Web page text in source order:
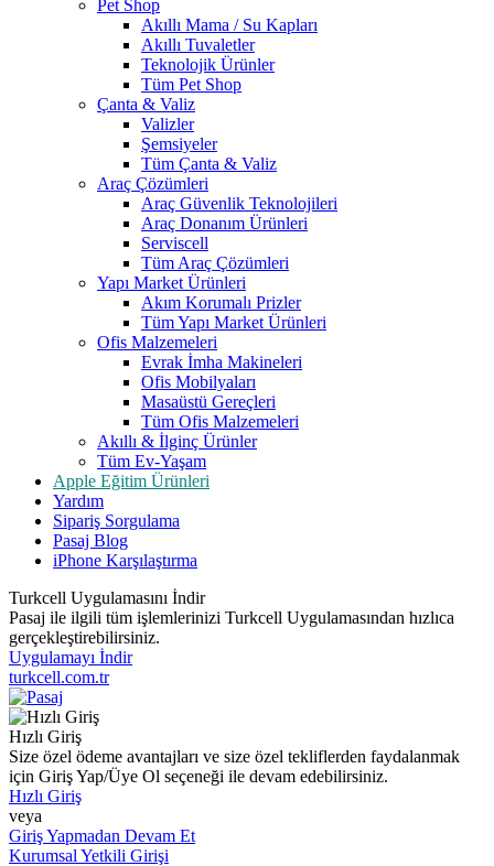
Pet Shop
Akıllı Mama / Su Kapları
Akıllı Tuvaletler
Teknolojik Ürünler
Tüm Pet Shop
Çanta & Valiz
Valizler
Şemsiyeler
Tüm Çanta & Valiz
Araç Çözümleri
Araç Güvenlik Teknolojileri
Araç Donanım Ürünleri
Serviscell
Tüm Araç Çözümleri
Yapı Market Ürünleri
Akım Korumalı Prizler
Tüm Yapı Market Ürünleri
Ofis Malzemeleri
Evrak İmha Makineleri
Ofis Mobilyaları
Masaüstü Gereçleri
Tüm Ofis Malzemeleri
Akıllı & İlginç Ürünler
Tüm Ev-Yaşam
Apple Eğitim Ürünleri
Yardım
Sipariş Sorgulama
Pasaj Blog
iPhone Karşılaştırma
Turkcell Uygulamasını İndir
Pasaj ile ilgili tüm işlemlerinizi Turkcell Uygulamasından hızlıca
gerçekleştirebilirsiniz.
Uygulamayı İndir
turkcell.com.tr
Hızlı Giriş
Size özel ödeme avantajları ve size özel tekliflerden faydalanmak
için Giriş Yap/Üye Ol seçeneği ile devam edebilirsiniz.
Hızlı Giriş
veya
Giriş Yapmadan Devam Et
Kurumsal Yetkili Girişi